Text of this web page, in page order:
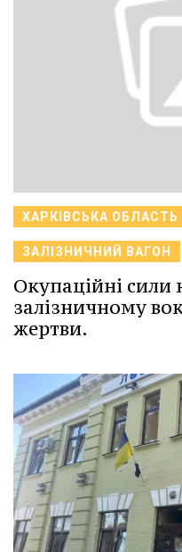
ХАРКІВСЬКА ОБЛАСТЬ
ЗАЛІЗНИЧНИЙ ВАГОН
Окупаційні сили
залізничному
жертви.